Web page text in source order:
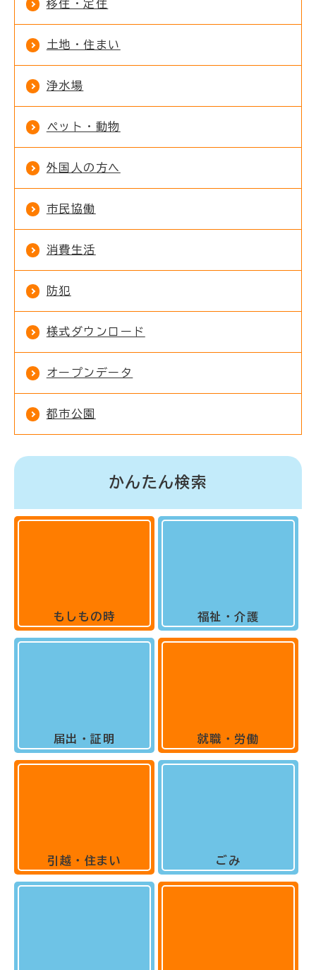
移住・定住
土地・住まい
浄水場
ペット・動物
外国人の方へ
市民協働
消費生活
防犯
様式ダウンロード
オープンデータ
都市公園
かんたん検索
もしもの時
届出・証明
引越・住まい
福祉・介護
就職・労働
ごみ